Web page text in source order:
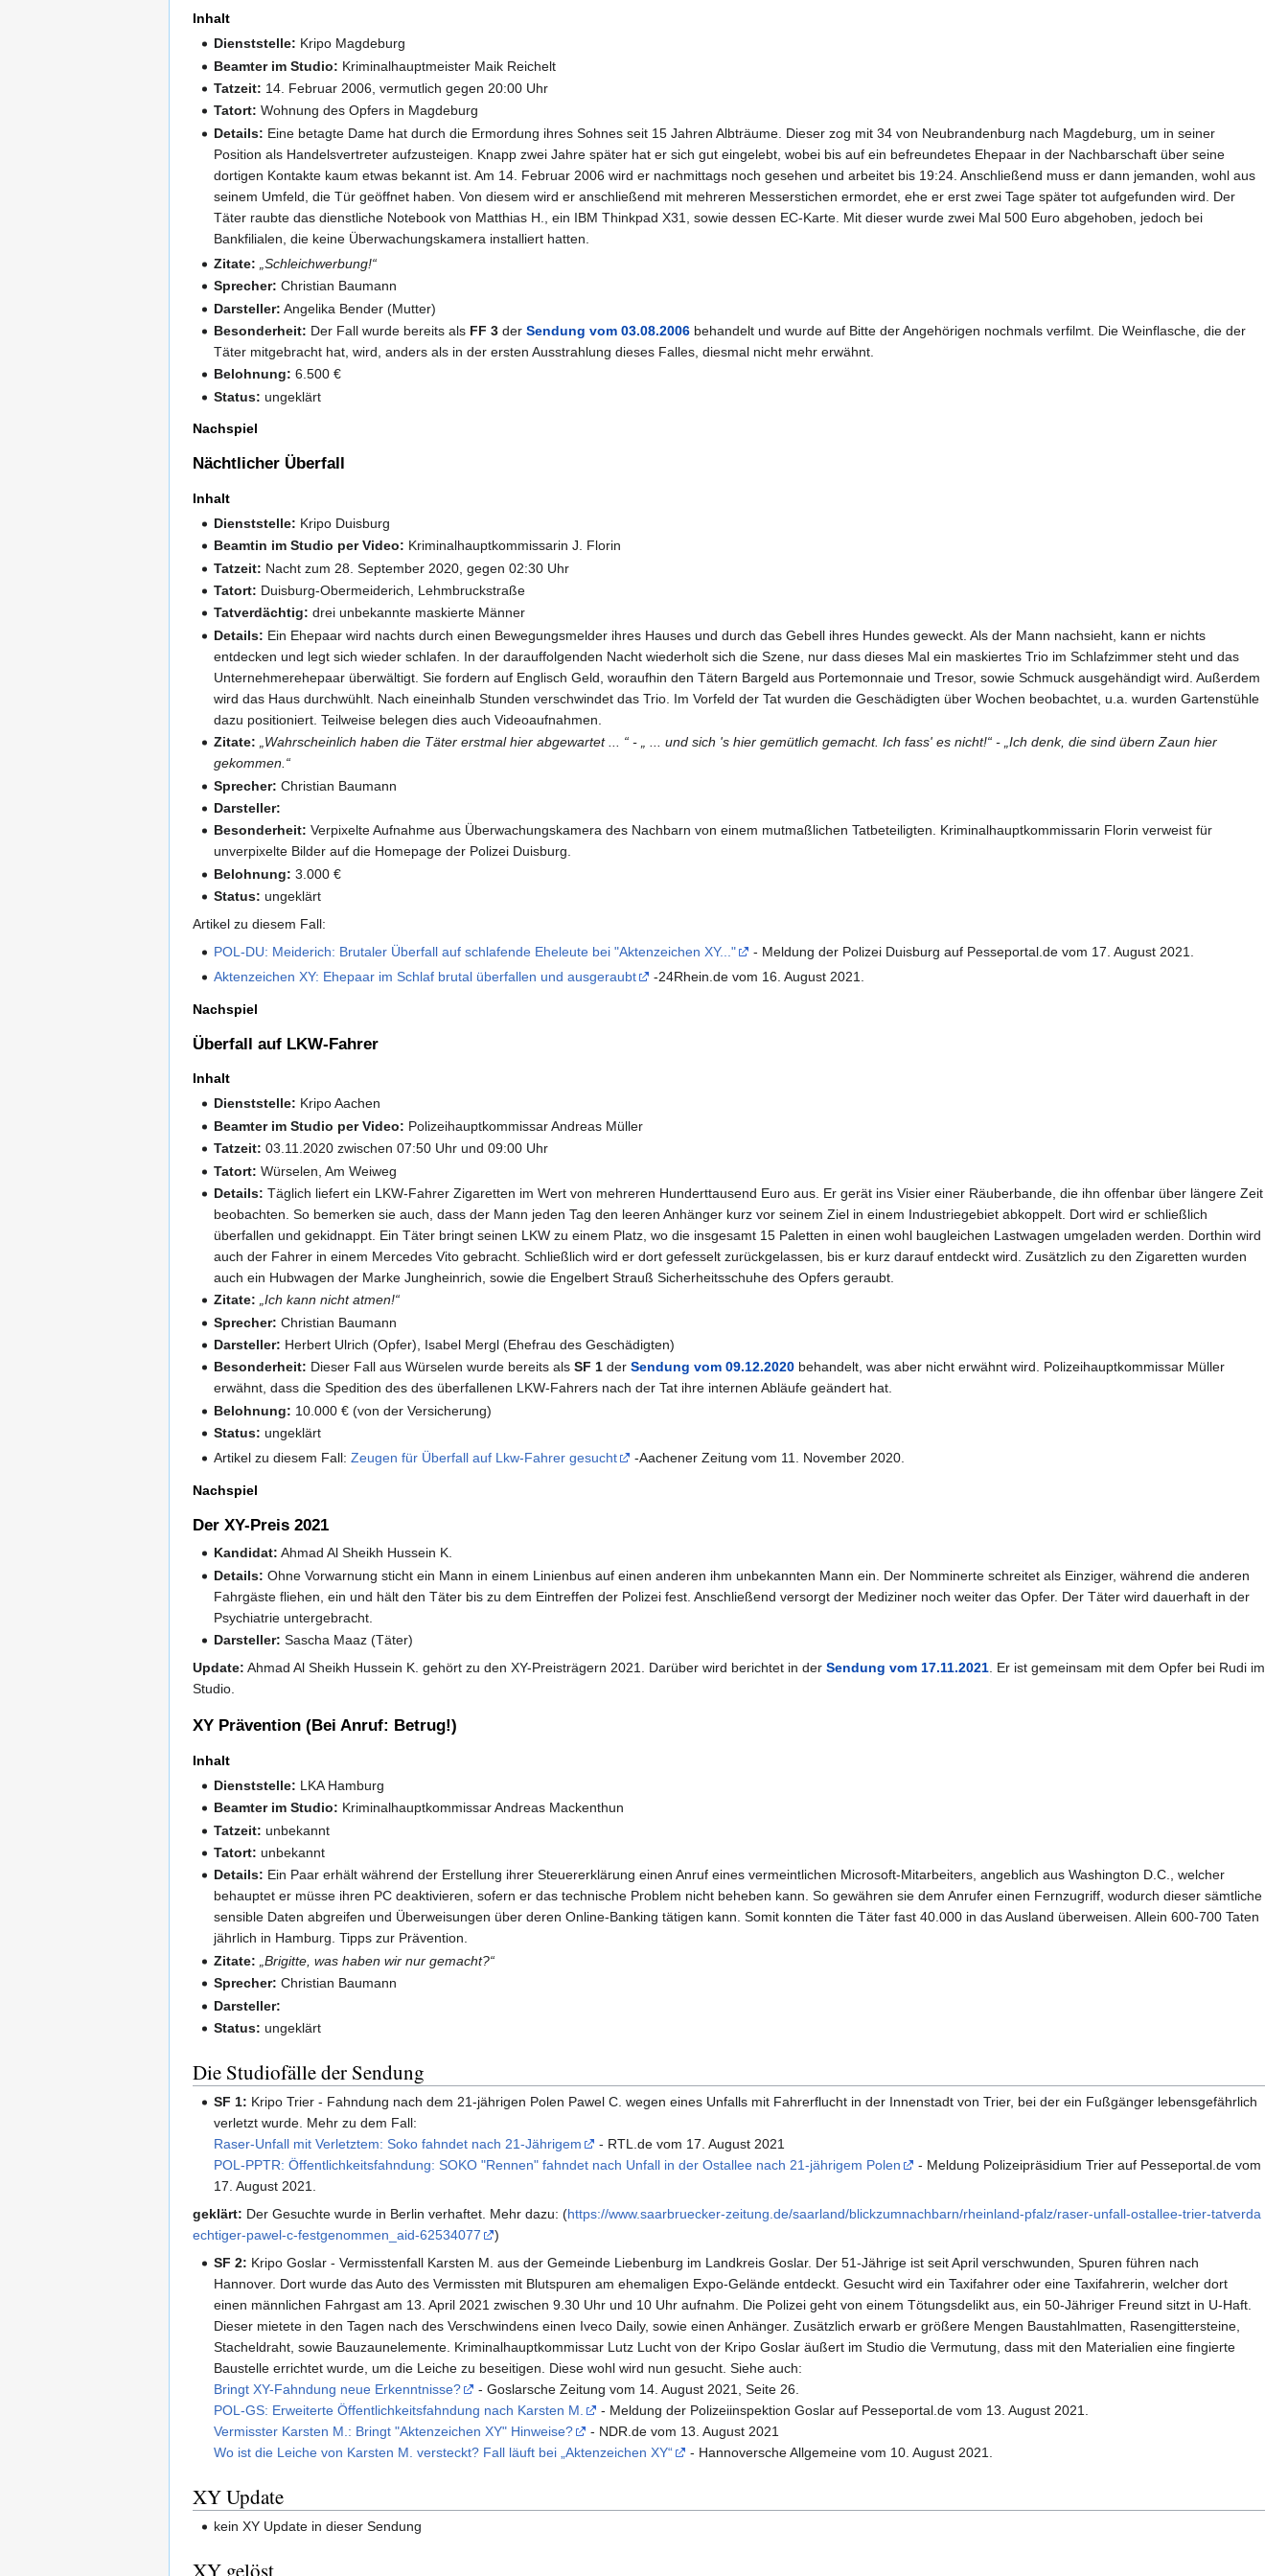
Inhalt
Dienststelle: Kripo Magdeburg
Beamter im Studio: Kriminalhauptmeister Maik Reichelt
Tatzeit: 14. Februar 2006, vermutlich gegen 20:00 Uhr
Tatort: Wohnung des Opfers in Magdeburg
Details: Eine betagte Dame hat durch die Ermordung ihres Sohnes seit 15 Jahren Albträume. Dieser zog mit 34 von Neubrandenburg nach Magdeburg, um in seiner
Position als Handelsvertreter aufzusteigen. Knapp zwei Jahre später hat er sich gut eingelebt, wobei bis auf ein befreundetes Ehepaar in der Nachbarschaft über seine
dortigen Kontakte kaum etwas bekannt ist. Am 14. Februar 2006 wird er nachmittags noch gesehen und arbeitet bis 19:24. Anschließend muss er dann jemanden, wohl aus
seinem Umfeld, die Tür geöffnet haben. Von diesem wird er anschließend mit mehreren Messerstichen ermordet, ehe er erst zwei Tage später tot aufgefunden wird. Der
Täter raubte das dienstliche Notebook von Matthias H., ein IBM Thinkpad X31, sowie dessen EC-Karte. Mit dieser wurde zwei Mal 500 Euro abgehoben, jedoch bei
Bankfilialen, die keine Überwachungskamera installiert hatten.
Zitate:
„Schleichwerbung!“
Sprecher: Christian Baumann
Darsteller: Angelika Bender (Mutter)
Besonderheit: Der Fall wurde bereits als FF 3 derSendung vom 03.08.2006 behandelt und wurde auf Bitte der Angehörigen nochmals verfilmt. Die Weinflasche, die der
Täter mitgebracht hat, wird, anders als in der ersten Ausstrahlung dieses Falles, diesmal nicht mehr erwähnt.
Belohnung:6.500 €
Status: ungeklärt
Nachspiel
Nächtlicher Überfall
Inhalt
Dienststelle: Kripo Duisburg
Beamtin im Studio per Video: Kriminalhauptkommissarin J. Florin
Tatzeit: Nacht zum 28. September 2020, gegen 02:30 Uhr
Tatort: Duisburg-Obermeiderich, Lehmbruckstraße
Tatverdächtig: drei unbekannte maskierte Männer
Details: Ein Ehepaar wird nachts durch einen Bewegungsmelder ihres Hauses und durch das Gebell ihres Hundes geweckt. Als der Mann nachsieht, kann er nichts
entdecken und legt sich wieder schlafen. In der darauffolgenden Nacht wiederholt sich die Szene, nur dass dieses Mal ein maskiertes Trio im Schlafzimmer steht und das
Unternehmerehepaar überwältigt. Sie fordern auf Englisch Geld, woraufhin den Tätern Bargeld aus Portemonnaie und Tresor, sowie Schmuck ausgehändigt wird. Außerdem
wird das Haus durchwühlt. Nach eineinhalb Stunden verschwindet das Trio. Im Vorfeld der Tat wurden die Geschädigten über Wochen beobachtet, u.a. wurden Gartenstühle
dazu positioniert. Teilweise belegen dies auch Videoaufnahmen.
Zitate: „Wahrscheinlich haben die Täter erstmal hier abgewartet ... “ - „ ... und sich 's hier gemütlich gemacht. Ich fass' es nicht!“ - „Ich denk, die sind übern Zaun hier
gekommen.“
Sprecher: Christian Baumann
Darsteller:
Besonderheit: Verpixelte Aufnahme aus Überwachungskamera des Nachbarn von einem mutmaßlichen Tatbeteiligten. Kriminalhauptkommissarin Florin verweist für
unverpixelte Bilder auf die Homepage der Polizei Duisburg.
Belohnung:3.000 €
Status: ungeklärt
Artikel zu diesem Fall:
POL-DU: Meiderich: Brutaler Überfall auf schlafende Eheleute bei "Aktenzeichen XY..."
- Meldung der Polizei Duisburg auf Pesseportal.de vom 17. August 2021.
Aktenzeichen XY: Ehepaar im Schlaf brutal überfallen und ausgeraubt
-24Rhein.de vom 16. August 2021.
Nachspiel
Überfall auf LKW-Fahrer
Inhalt
Dienststelle: Kripo Aachen
Beamter im Studio per Video: Polizeihauptkommissar Andreas Müller
Tatzeit: 03.11.2020 zwischen 07:50 Uhr und 09:00 Uhr
Tatort: Würselen, Am Weiweg
Details: Täglich liefert ein LKW-Fahrer Zigaretten im Wert von mehreren Hunderttausend Euro aus. Er gerät ins Visier einer Räuberbande, die ihn offenbar über längere Zeit
beobachten. So bemerken sie auch, dass der Mann jeden Tag den leeren Anhänger kurz vor seinem Ziel in einem Industriegebiet abkoppelt. Dort wird er schließlich
überfallen und gekidnappt. Ein Täter bringt seinen LKW zu einem Platz, wo die insgesamt 15 Paletten in einen wohl baugleichen Lastwagen umgeladen werden. Dorthin wird
auch der Fahrer in einem Mercedes Vito gebracht. Schließlich wird er dort gefesselt zurückgelassen, bis er kurz darauf entdeckt wird. Zusätzlich zu den Zigaretten wurden
auch ein Hubwagen der Marke Jungheinrich, sowie die Engelbert Strauß Sicherheitsschuhe des Opfers geraubt.
Zitate: „Ich kann nicht atmen!“
Sprecher: Christian Baumann
Darsteller: Herbert Ulrich (Opfer), Isabel Mergl (Ehefrau des Geschädigten)
Besonderheit: Dieser Fall aus Würselen wurde bereits alsSF 1 derSendung vom 09.12.2020 behandelt, was aber nicht erwähnt wird. Polizeihauptkommissar Müller
erwähnt, dass die Spedition des des überfallenen LKW-Fahrers nach der Tat ihre internen Abläufe geändert hat.
Belohnung: 10.000 € (von der Versicherung)
Status: ungeklärt
Artikel zu diesem Fall:Zeugen für Überfall auf Lkw-Fahrer gesucht -Aachener Zeitung vom 11. November 2020.
Nachspiel
Der XY-Preis 2021
Kandidat: Ahmad Al Sheikh Hussein K.
Details: Ohne Vorwarnung sticht ein Mann in einem Linienbus auf einen anderen ihm unbekannten Mann ein. Der Nomminerte schreitet als Einziger, während die anderen
Fahrgäste fliehen, ein und hält den Täter bis zu dem Eintreffen der Polizei fest. Anschließend versorgt der Mediziner noch weiter das Opfer. Der Täter wird dauerhaft in der
Psychiatrie untergebracht.
Darsteller: Sascha Maaz (Täter)
Update: Ahmad Al Sheikh Hussein K. gehört zu den XY-Preisträgern 2021. Darüber wird berichtet in der Sendung vom 17.11.2021 . Er ist gemeinsam mit dem Opfer bei Rudi im
Studio.
XY Prävention (Bei Anruf: Betrug!)
Inhalt
Dienststelle: LKA Hamburg
Beamter im Studio: Kriminalhauptkommissar Andreas Mackenthun
Tatzeit: unbekannt
Tatort: unbekannt
Details: Ein Paar erhält während der Erstellung ihrer Steuererklärung einen Anruf eines vermeintlichen Microsoft-Mitarbeiters, angeblich aus Washington D.C., welcher
behauptet er müsse ihren PC deaktivieren, sofern er das technische Problem nicht beheben kann. So gewähren sie dem Anrufer einen Fernzugriff, wodurch dieser sämtliche
sensible Daten abgreifen und Überweisungen über deren Online-Banking tätigen kann. Somit konnten die Täter fast 40.000 in das Ausland überweisen. Allein 600-700 Taten
jährlich in Hamburg. Tipps zur Prävention.
Zitate:
„Brigitte, was haben wir nur gemacht?“
Sprecher: Christian Baumann
Darsteller:
Status: ungeklärt
Die Studiofälle der Sendung
SF 1: Kripo Trier - Fahndung nach dem 21-jährigen Polen Pawel C. wegen eines Unfalls mit Fahrerflucht in der Innenstadt von Trier, bei der ein Fußgänger lebensgefährlich
verletzt wurde. Mehr zu dem Fall:
Raser-Unfall mit Verletztem: Soko fahndet nach 21-Jährigem
- RTL.de vom 17. August 2021
POL-PPTR: Öffentlichkeitsfahndung: SOKO "Rennen" fahndet nach Unfall in der Ostallee nach 21-jährigem Polen
- Meldung Polizeipräsidium Trier auf Pesseportal.de vom
17. August 2021.
geklärt: Der Gesuchte wurde in Berlin verhaftet. Mehr dazu: (https://www.saarbruecker-zeitung.de/saarland/blickzumnachbarn/rheinland-pfalz/raser-unfall-ostallee-trier-tatverda
echtiger-pawel-c-festgenommen_aid-62534077
)
SF 2: Kripo Goslar - Vermisstenfall Karsten M. aus der Gemeinde Liebenburg im Landkreis Goslar. Der 51-Jährige ist seit April verschwunden, Spuren führen nach
Hannover. Dort wurde das Auto des Vermissten mit Blutspuren am ehemaligen Expo-Gelände entdeckt. Gesucht wird ein Taxifahrer oder eine Taxifahrerin, welcher dort
einen männlichen Fahrgast am 13. April 2021 zwischen 9.30 Uhr und 10 Uhr aufnahm. Die Polizei geht von einem Tötungsdelikt aus, ein 50-Jähriger Freund sitzt in U-Haft.
Dieser mietete in den Tagen nach des Verschwindens einen Iveco Daily, sowie einen Anhänger. Zusätzlich erwarb er größere Mengen Baustahlmatten, Rasengittersteine,
Stacheldraht, sowie Bauzaunelemente. Kriminalhauptkommissar Lutz Lucht von der Kripo Goslar äußert im Studio die Vermutung, dass mit den Materialien eine fingierte
Baustelle errichtet wurde, um die Leiche zu beseitigen. Diese wohl wird nun gesucht. Siehe auch:
Bringt XY-Fahndung neue Erkenntnisse?
- Goslarsche Zeitung vom 14. August 2021, Seite 26.
POL-GS: Erweiterte Öffentlichkeitsfahndung nach Karsten M.
- Meldung der Polizeiinspektion Goslar auf Pesseportal.de vom 13. August 2021.
Vermisster Karsten M.: Bringt "Aktenzeichen XY" Hinweise?
- NDR.de vom 13. August 2021
Wo ist die Leiche von Karsten M. versteckt? Fall läuft bei „Aktenzeichen XY“
- Hannoversche Allgemeine vom 10. August 2021.
XY Update
kein XY Update in dieser Sendung
XY gelöst